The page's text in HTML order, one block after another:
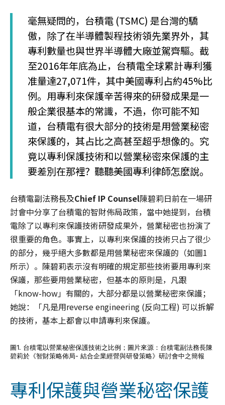
毫無疑問的，台積電 (TSMC) 是台灣的驕
傲，除了在半導體製程技術領先業界外，其
專利數量也與世界半導體大廠並駕齊驅。截
至2016年年底為止，台積電全球累計專利獲
准量達27,071件，其中美國專利占約45%比
例。用專利來保護辛苦得來的研發成果是一
般企業很基本的常識，不過，你可能不知
道，台積電有很大部分的技術是用營業秘密
來保護的，其占比之高甚至超乎想像的。究
竟以專利保護技術和以營業秘密來保護的主
要差別在那裡？聽聽美國專利律師怎麼說。
台積電副法務長及Chief IP Counsel陳碧莉日前在一場研
討會中分享了台積電的智財佈局政策，當中她提到，台積
電除了以專利來保護技術研發成果外，營業秘密也扮演了
很重要的角色。事實上，以專利來保護的技術只占了很少
的部分，幾乎絕大多數都是用營業秘密來保護的（如圖1
所示）。陳碧莉表示沒有明確的規定那些技術要用專利來
保護，那些要用營業秘密，但基本的原則是，凡跟
「know-how」有關的，大部分都是以營業秘密來保護；
她說：「凡是用reverse engineering (反向工程) 可以拆解
的技術，基本上都會以申請專利來保護。
圖1. 台積電以營業秘密保護技術之比例；圖片來源：台積電副法務長陳
碧莉於《智財策略佈局- 結合企業經營與研發策略》研討會中之簡報
專利保護與營業秘密保護